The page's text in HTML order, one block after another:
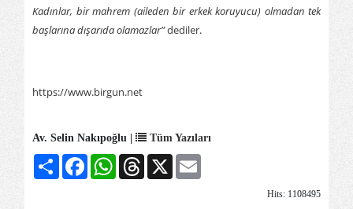
Kadınlar, bir mahrem (aileden bir erkek koruyucu) olmadan tek
başlarına dışarıda olamazlar”dediler.
https://www.birgun.net
Av. Selin Nakıpoğlu | Tüm Yazıları
Share FacebookWhatsAppThreads
X
Hits: 1108495